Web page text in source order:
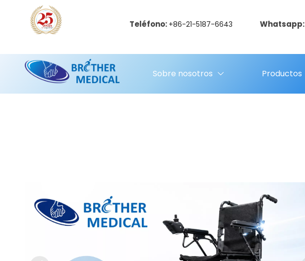
Teléfono: +86-21-5187-6643 Whatsapp:
Sobre nosotros Productos